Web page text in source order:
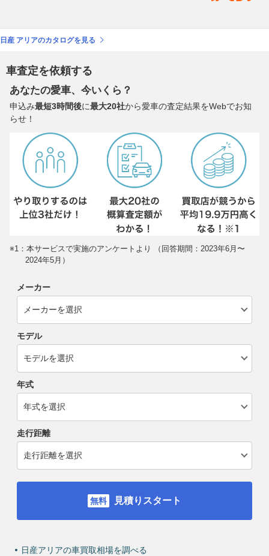
日産 アリアのカタログを見る
車査定を依頼する
あなたの愛車、今いくら？
申込み最短3時間後に最大20社から愛車の査定結果をWebでお知
らせ！
※1：本サービスで実施のアンケートより （回答期間：2023年6月〜
2024年5月）
メーカー
モデル
年式
走行距離
見積りスタート
日産アリアの車買取相場を調べる